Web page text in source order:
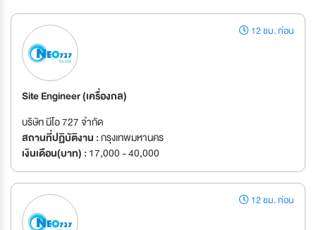
12 ชม. ก่อน
Site Engineer (เครื่องกล)
บริษัท นีโอ 727 จำกัด
สถานที่ปฏิบัติงาน :กรุงเทพมหานคร
เงินเดือน(บาท) : 17,000 - 40,000
12 ชม. ก่อน